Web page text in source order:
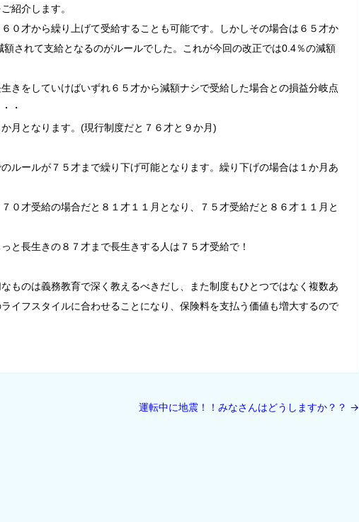
紹介します。
０才から繰り上げて受給することも可能です。しかしその場合は６５才か
されて支給となるのがルールでした。これが今回の改正では0.4％の減額
きをしていけばいずれ６５才から減額ナシで受給した場合との損益分岐点
・
月となります。(現行制度だと７６才と９か月)
ルールが７５才まで繰り下げ可能となります。繰り下げの場合は１か月あ
０才受給の場合だと８１才１１月となり、７５才受給だと８６才１１月と
と長生きの８７才まで長生きする人は７５才受給で！
ものは義務教育で深く教えるべきだし、また制度もひとつではなく複数あ
イフスタイルに合わせることになり、保険料を支払う価値も増大するので
運転中に地震！！みなさんはどうしますか？？ →